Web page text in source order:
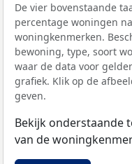
De vier bovenstaande
percentage woningen
woningkenmerken.
bewoning, type, soort
waar de data voor
grafiek. Klik op de
geven.
Bekijk onderstaande
van de